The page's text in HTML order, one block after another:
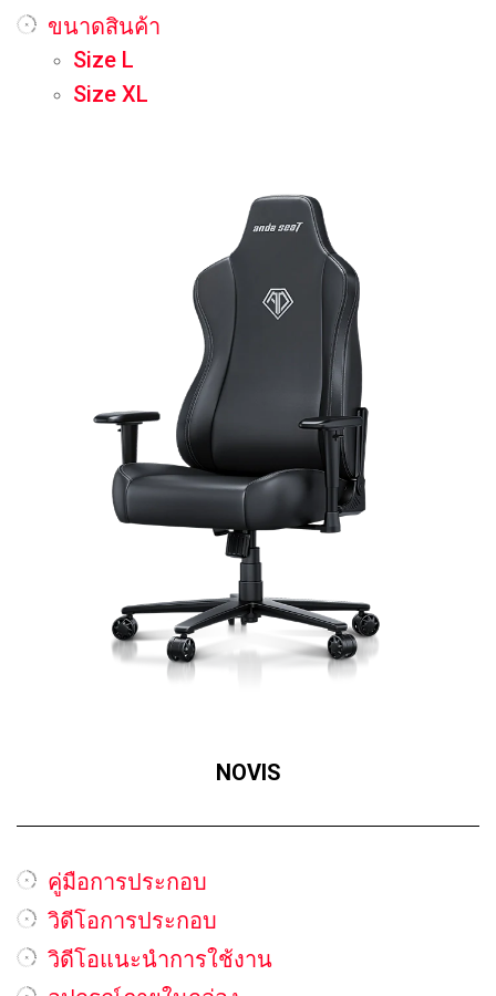
ขนาดสินค้า
Size L
Size XL
NOVIS
คู่มือการประกอบ
วิดีโอการประกอบ
วิดีโอแนะนำการใช้งาน